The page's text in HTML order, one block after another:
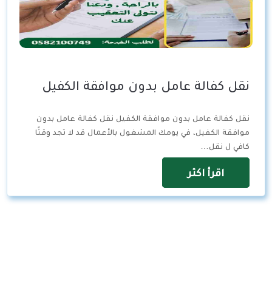
نقل كفالة عامل بدون موافقة الكفيل
نقل كفالة عامل بدون موافقة الكفيل نقل كفالة عامل بدون
موافقة الكفيل، في يومك المشغول بالأعمال قد لا تجد وقتًا
كافي ل نقل…
اقرأ اكثر